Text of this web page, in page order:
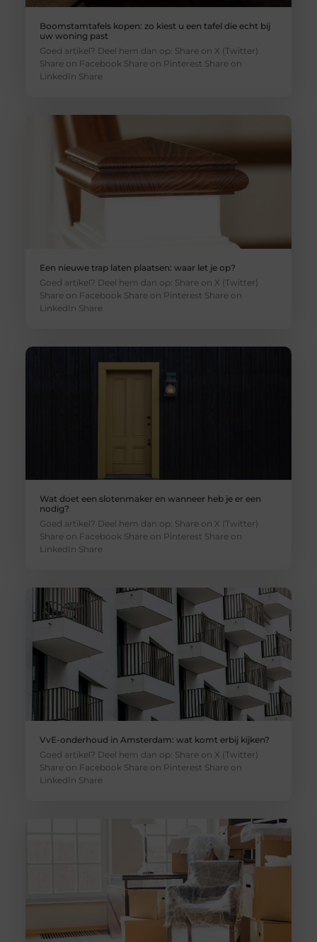
Boomstamtafels kopen: zo kiest u een tafel die echt bij
uw woning past
Goed artikel? Deel hem dan op: Share on X (Twitter)
Share on Facebook Share on Pinterest Share on
LinkedIn Share
Een nieuwe trap laten plaatsen: waar let je op?
Goed artikel? Deel hem dan op: Share on X (Twitter)
Share on Facebook Share on Pinterest Share on
LinkedIn Share
Wat doet een slotenmaker en wanneer heb je er een
nodig?
Goed artikel? Deel hem dan op: Share on X (Twitter)
Share on Facebook Share on Pinterest Share on
LinkedIn Share
VvE-onderhoud in Amsterdam: wat komt erbij kijken?
Goed artikel? Deel hem dan op: Share on X (Twitter)
Share on Facebook Share on Pinterest Share on
LinkedIn Share